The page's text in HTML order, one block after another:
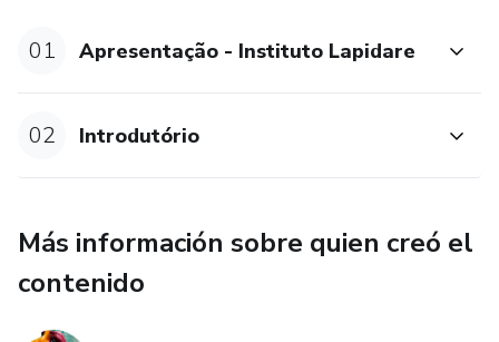
un ambiente seguro y controlado para aplicar técnicas y
01 Apresentação - Instituto Lapidare
02 Introdutório
Más información sobre quien creó el
contenido